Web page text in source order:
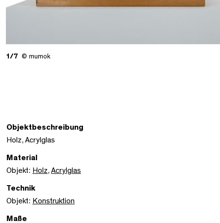
1/7 © mumok
Objektbeschreibung
Holz, Acrylglas
Material
Objekt: Holz, Acrylglas
Technik
Objekt: Konstruktion
Maße